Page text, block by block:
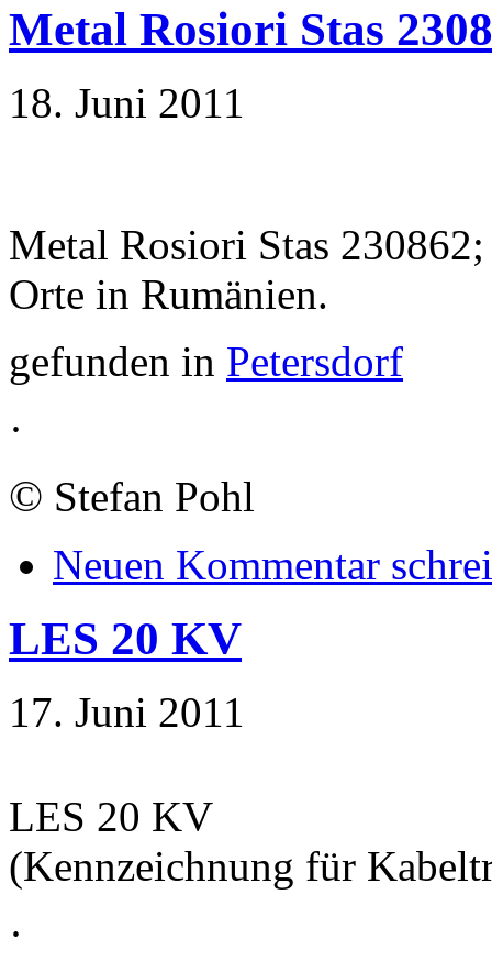
Metal Rosiori Stas
18. Juni 2011
Metal Rosiori Stas
Orte in Rumänien.
gefunden in Petersdorf
·
© Stefan Pohl
Neuen Kommentar
LES 20 KV
17. Juni 2011
LES 20 KV
(Kennzeichnung für
·